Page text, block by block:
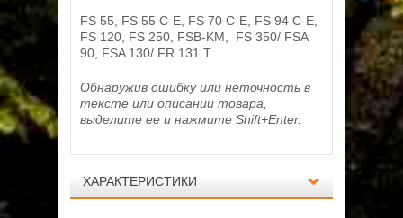
FS 55, FS 55 C-E, FS 70 C-E, FS 94 C-E,
FS 120, FS 250, FSB-KM, FS 350/ FSA
90, FSA 130/ FR 131 T.
Обнаружив ошибку или неточность в
тексте или описании товара,
выделите ее и нажмите Shift+Enter.
ХАРАКТЕРИСТИКИ